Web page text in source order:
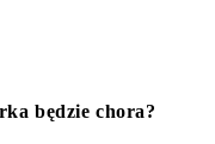
będzie chora?